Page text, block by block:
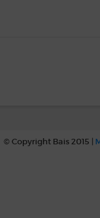
© Copyright Bais 2015 |